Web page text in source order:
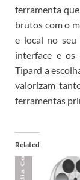
ferramenta
brutos com o
e local no seu
interface e
Tipard a
valorizam
ferramentas
Related